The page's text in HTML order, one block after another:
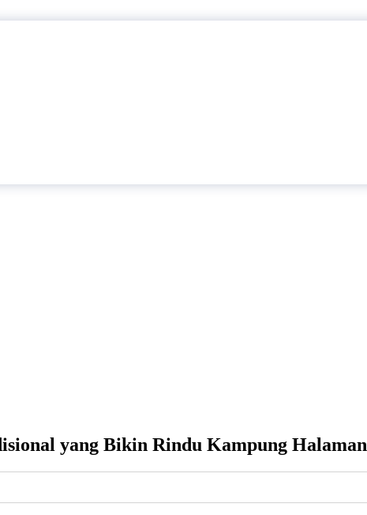
yang Bikin Rindu Kampung Halaman